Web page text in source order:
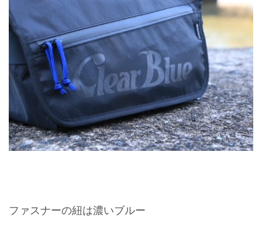
ファスナーの紐は濃いブルー